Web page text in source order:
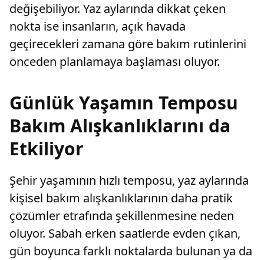
değişebiliyor. Yaz aylarında dikkat çeken
nokta ise insanların, açık havada
geçirecekleri zamana göre bakım rutinlerini
önceden planlamaya başlaması oluyor.
Günlük Yaşamın Temposu
Bakım Alışkanlıklarını da
Etkiliyor
Şehir yaşamının hızlı temposu, yaz aylarında
kişisel bakım alışkanlıklarının daha pratik
çözümler etrafında şekillenmesine neden
oluyor. Sabah erken saatlerde evden çıkan,
gün boyunca farklı noktalarda bulunan ya da